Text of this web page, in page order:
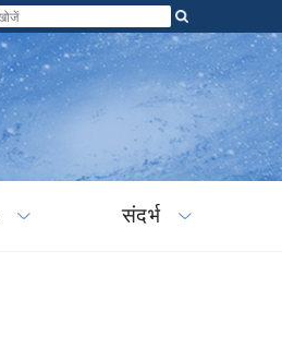
संदर्भ